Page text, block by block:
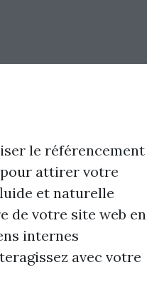
le référencement
attirer votre
et naturelle
de votre site web en
internes
avec votre